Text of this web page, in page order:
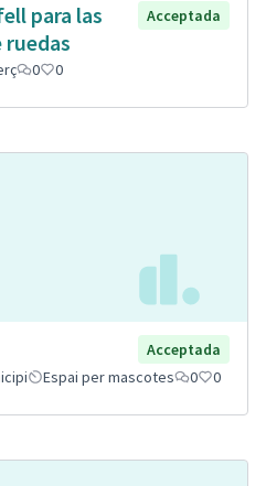
para las
ruedas
Acceptada
0 0
Acceptada
Espai per mascotes 0 0